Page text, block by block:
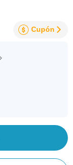
Cupón